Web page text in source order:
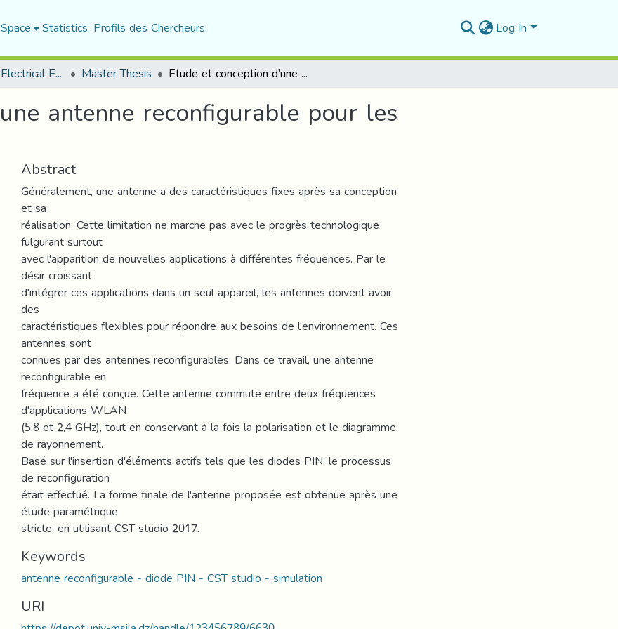
Statistics Profils des Chercheurs Log In
Department of Electrical Engineering Master Thesis Etude et conception d’une antenne reconfigurable pour les applications WLAN
antenne reconfigurable pour les
Abstract
Généralement, une antenne a des caractéristiques fixes après sa conception
et sa
réalisation. Cette limitation ne marche pas avec le progrès technologique
fulgurant surtout
avec l'apparition de nouvelles applications à différentes fréquences. Par le
désir croissant
d'intégrer ces applications dans un seul appareil, les antennes doivent avoir
des
caractéristiques flexibles pour répondre aux besoins de l'environnement. Ces
antennes sont
connues par des antennes reconfigurables. Dans ce travail, une antenne
reconfigurable en
fréquence a été conçue. Cette antenne commute entre deux fréquences
d'applications WLAN
(5,8 et 2,4 GHz), tout en conservant à la fois la polarisation et le diagramme
de rayonnement.
Basé sur l'insertion d'éléments actifs tels que les diodes PIN, le processus
de reconfiguration
était effectué. La forme finale de l'antenne proposée est obtenue après une
étude paramétrique
stricte, en utilisant CST studio 2017.
Keywords
antenne reconfigurable - diode PIN - CST studio - simulation
URI